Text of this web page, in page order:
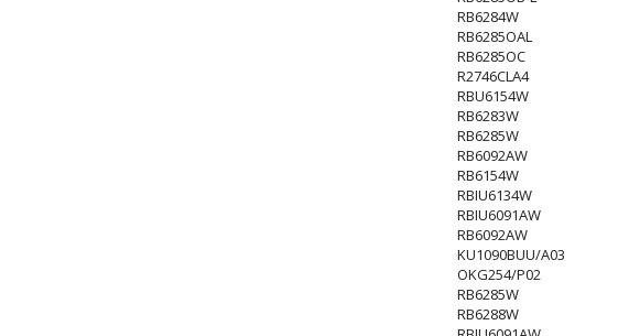
RB6284W
RB6285OAL
RB6285OC
R2746CLA4
RBU6154W
RB6283W
RB6285W
RB6092AW
RB6154W
RBIU6134W
RBIU6091AW
RB6092AW
KU1090BUU/A03
OKG254/P02
RB6285W
RB6288W